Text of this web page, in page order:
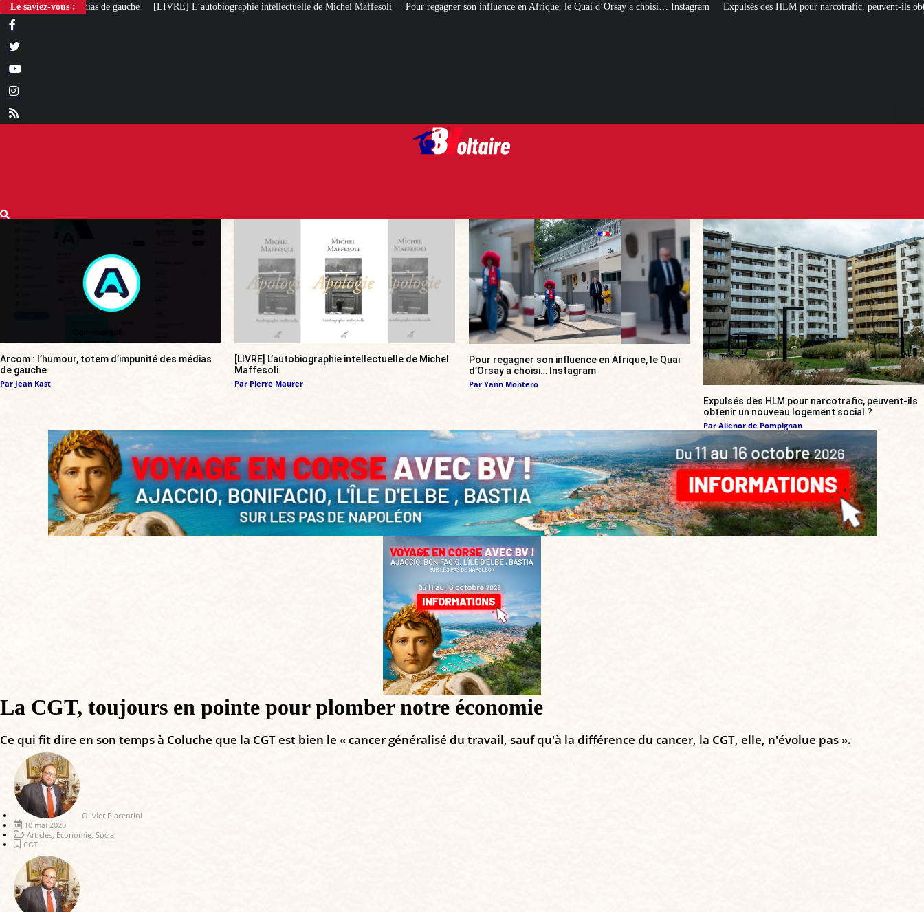
Le saviez-vous :[LIVRE] L’autobiographie intellectuelle de Michel Maffesoli Pour regagner son influence en Afrique, le Quai d’Orsay a choisi… Instagram Expulsés des HLM pour narcotrafic, peuvent-ils obtenir un nouveau logement
Arcom : l’humour, totem d’impunité des médias
de gauche
Par Jean Kast
[LIVRE] L’autobiographie intellectuelle de Michel
Maffesoli
Par Pierre Maurer
Pour regagner son influence en Afrique, le Quai
d’Orsay a choisi… Instagram
Par Yann Montero
Expulsés des HLM pour narcotrafic, peuvent-ils
obtenir un nouveau logement social ?
Par Alienor de Pompignan
La CGT, toujours en pointe pour plomber notre économie
Ce qui fit dire en son temps à Coluche que la CGT est bien le « cancer généralisé du travail, sauf qu'à la différence du cancer, la CGT, elle, n'évolue pas ».
Olivier Piacentini
10 mai 2020
Articles Economie Social
CGT